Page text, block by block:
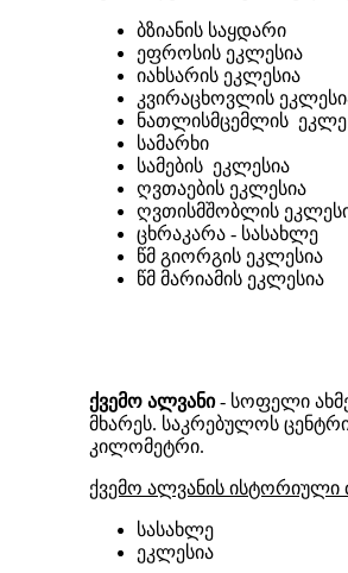
ბზიანის საყდარი
ეფროსის ეკლესია
იახსარის ეკლესია
კვირაცხოვლის
ნათლისმცემლის
სამარხი
სამების ეკლესია
ღვთაების ეკლესია
ღვთისმშობლის
ცხრაკარა - სასახლე
წმ გიორგის ეკლესია
წმ მარიამის ეკლესია
ქვემო ალვანი- სოფელი
მხარეს. საკრებულოს
კილომეტრი.
ქვემო ალვანის ისტორიული
სასახლე
ეკლესია